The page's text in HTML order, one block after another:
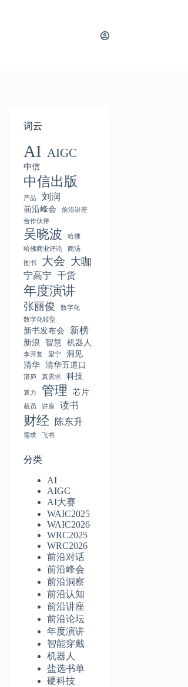
词云
AI AIGC
中信
中信出版
产品 刘润
前沿峰会
前沿讲座
合作伙伴
吴晓波
哈佛
哈佛商业评论
商汤
图书 大会 大咖
宁高宁 干货
年度演讲
张丽俊
数字化
数字化转型
新书发布会 新榜
新浪 智慧 机器人
李开复 梁宁
洞见
清华
清华五道口
湛庐 真需求 科技
算力 管理 芯片
裁员 讲座 读书
财经 陈东升
需求 飞书
分类
AI
AIGC
AI大赛
WAIC2025
WAIC2026
WRC2025
WRC2026
前沿对话
前沿峰会
前沿洞察
前沿认知
前沿讲座
前沿论坛
年度演讲
智能穿戴
机器人
盐选书单
硬科技